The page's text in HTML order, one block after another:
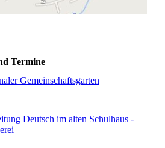
Termine
Gemeinschaftsgarten
Deutsch im alten Schulhaus -